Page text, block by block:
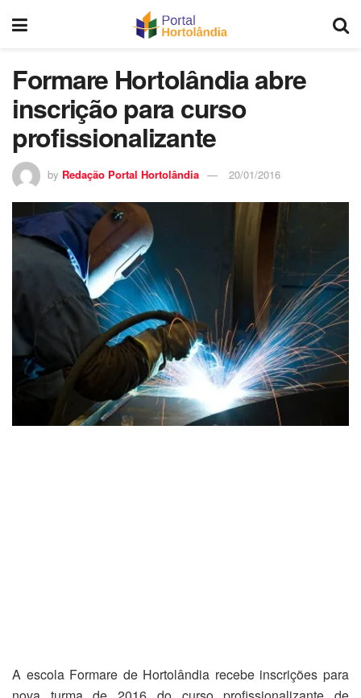
Formare Hortolândia abre
inscrição para curso
profissionalizante
by Redação Portal Hortolândia 20/01/2016
A escola Formare de Hortolândia recebe inscrições para